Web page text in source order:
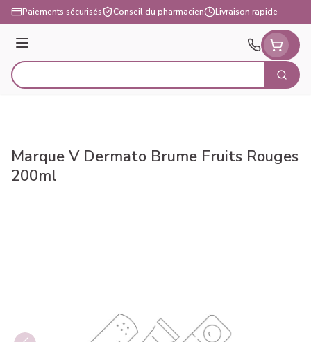
Aller au contenu
Paiements sécurisés Conseil du pharmacien Livraison rapide
Menu
Rechercher
Marque V Dermato Brume Fruits Rouges
200ml